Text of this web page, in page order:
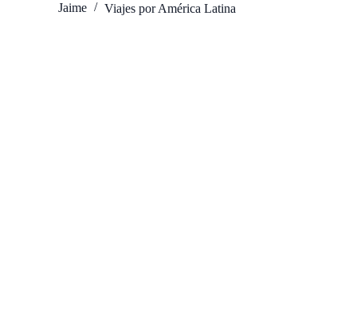
Jaime Viajes por América Latina